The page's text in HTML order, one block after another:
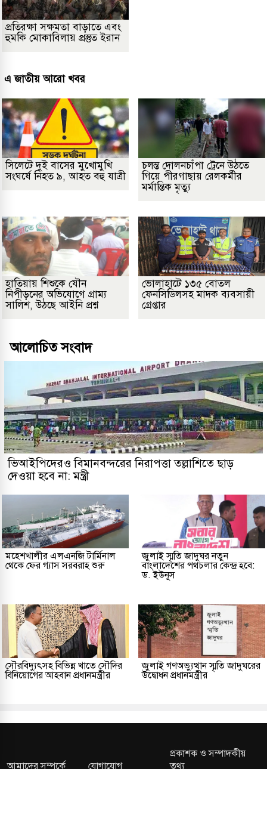
প্রতিরক্ষা সক্ষমতা বাড়াতে এবং
হুমকি মোকাবিলায় প্রস্তুত ইরান
এ জাতীয় আরো খবর
সিলেটে দুই বাসের মুখোমুখি
সংঘর্ষে নিহত ৯, আহত বহু যাত্রী
চলন্ত দোলনচাঁপা ট্রেনে উঠতে
গিয়ে পীরগাছায় রেলকর্মীর
মর্মান্তিক মৃত্যু
হাতিয়ায় শিশুকে যৌন
নিপীড়নের অভিযোগে গ্রাম্য
সালিশ, উঠছে আইনি প্রশ্ন
ভোলাহাটে ১৩৫ বোতল
ফেনসিডিলসহ মাদক ব্যবসায়ী
গ্রেপ্তার
আলোচিত সংবাদ
ভিআইপিদেরও বিমানবন্দরের নিরাপত্তা তল্লাশিতে ছাড়
দেওয়া হবে না: মন্ত্রী
মহেশখালীর এলএনজি টার্মিনাল
থেকে ফের গ্যাস সরবরাহ শুরু
জুলাই স্মৃতি জাদুঘর নতুন
বাংলাদেশের পথচলার কেন্দ্র হবে:
ড. ইউনূস
সৌরবিদ্যুৎসহ বিভিন্ন খাতে সৌদির
বিনিয়োগের আহবান প্রধানমন্ত্রীর
জুলাই গণঅভ্যুত্থান স্মৃতি জাদুঘরের
উদ্বোধন প্রধানমন্ত্রীর
আমাদের সম্পর্কে যোগাযোগ
প্রকাশক ও সম্পাদকীয়
তথ্য